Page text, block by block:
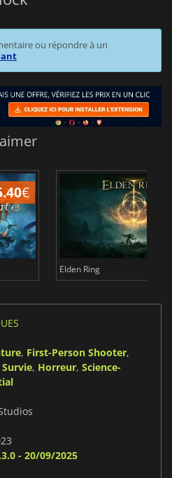
ou répondre à un
€
Elden Ring
, First-Person Shooter,
Survie, Horreur, Science-
- 20/09/2025